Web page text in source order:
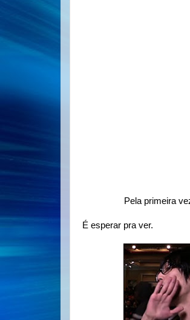
Pela primeira
É esperar pra ver.